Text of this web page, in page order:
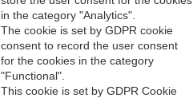
in the category "Analytics".
The cookie is set by GDPR cookie
consent to record the user consent
for the cookies in the category
"Functional".
This cookie is set by GDPR Cookie